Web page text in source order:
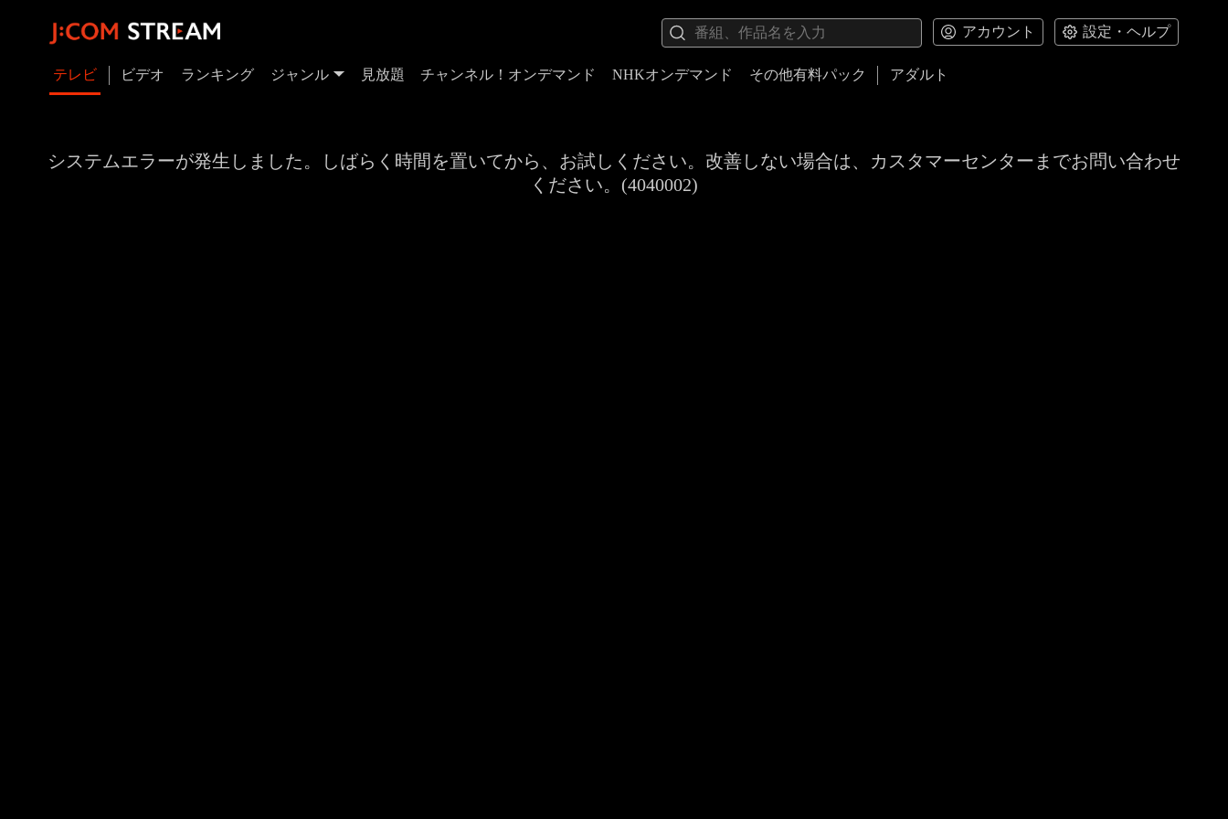
アカウント 設定・ヘルプ
テレビ ビデオ ランキング ジャンル 見放題 チャンネル！オンデマンド NHKオンデマンド その他有料パック アダルト
システムエラーが発生しました。しばらく時間を置いてから、お試しください。改善しない場合は、カスタマーセンターまでお問い合わせ
ください。(4040002)